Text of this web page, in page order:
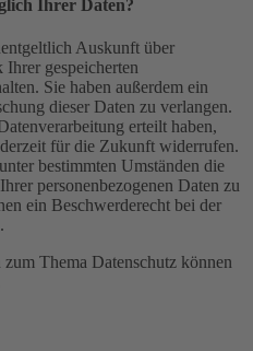
Ihrer Daten?
Auskunft über
gespeicherten
Sie haben außerdem ein
dieser Daten zu verlangen.
erteilt haben,
für die Zukunft widerrufen.
bestimmten Umständen die
personenbezogenen Daten zu
ein Beschwerderecht bei der
Thema Datenschutz können